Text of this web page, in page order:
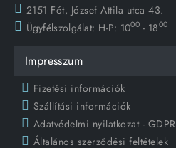
2151 Fót, József Attila utca 43.
Ügyfélszolgálat: H-P: 1000 - 1800
Impresszum
Fizetési információk
Szállítási információk
Adatvédelmi nyilatkozat - GDPR
Általános szerződési feltételek